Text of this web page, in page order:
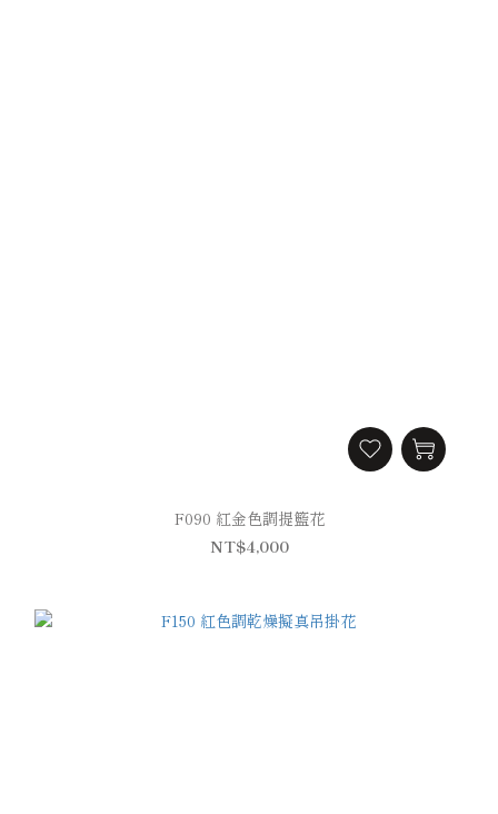
F090 紅金色調提籃花
NT$4,000